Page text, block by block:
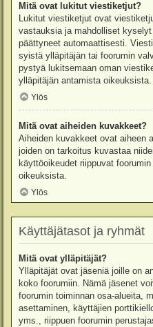
Mitä ovat lukitut viestiketjut?
Lukitut viestiketjut ovat
vastauksia ja mahdolliset
päättyneet automaattisesti.
syistä ylläpitäjän tai foorumin
pystyä lukitsemaan oman
ylläpitäjän antamista oikeuksista.
Ylös
Mitä ovat aiheiden kuvakkeet?
Aiheiden kuvakkeet ovat aiheen
joiden on tarkoitus kuvastaa
käyttöoikeudet riippuvat
oikeuksista.
Ylös
Käyttäjätasot ja ryhmät
Mitä ovat ylläpitäjät?
Ylläpitäjät ovat jäseniä joille on
koko foorumiin. Nämä jäsenet
foorumin toiminnan osa-alueita,
asettaminen, käyttäjien
yms., riippuen foorumin